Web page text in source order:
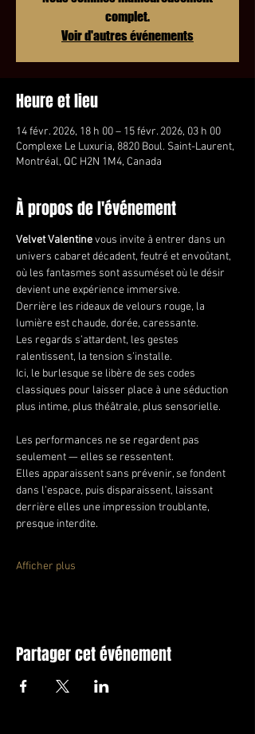
complet.
Voir d'autres événements
Heure et lieu
14 févr. 2026, 18 h 00 – 15 févr. 2026, 03 h 00
Complexe Le Luxuria, 8820 Boul. Saint-Laurent,
Montréal, QC H2N 1M4, Canada
À propos de l'événement
Velvet Valentine vous invite à entrer dans un
univers cabaret décadent, feutré et envoûtant,
où les fantasmes sont assuméset où le désir
devient une expérience immersive.
Derrière les rideaux de velours rouge, la
lumière est chaude, dorée, caressante.
Les regards s’attardent, les gestes
ralentissent, la tension s’installe.
Ici, le burlesque se libère de ses codes
classiques pour laisser place à une séduction
plus intime, plus théâtrale, plus sensorielle.
Les performances ne se regardent pas
seulement — elles se ressentent.
Elles apparaissent sans prévenir, se fondent
dans l’espace, puis disparaissent, laissant
derrière elles une impression troublante,
presque interdite.
Afficher plus
Partager cet événement